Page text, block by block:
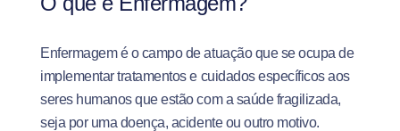
Enfermagem é o campo de atuação que se ocupa de
implementar tratamentos e cuidados específicos aos
seres humanos que estão com a saúde fragilizada,
seja por uma doença, acidente ou outro motivo.